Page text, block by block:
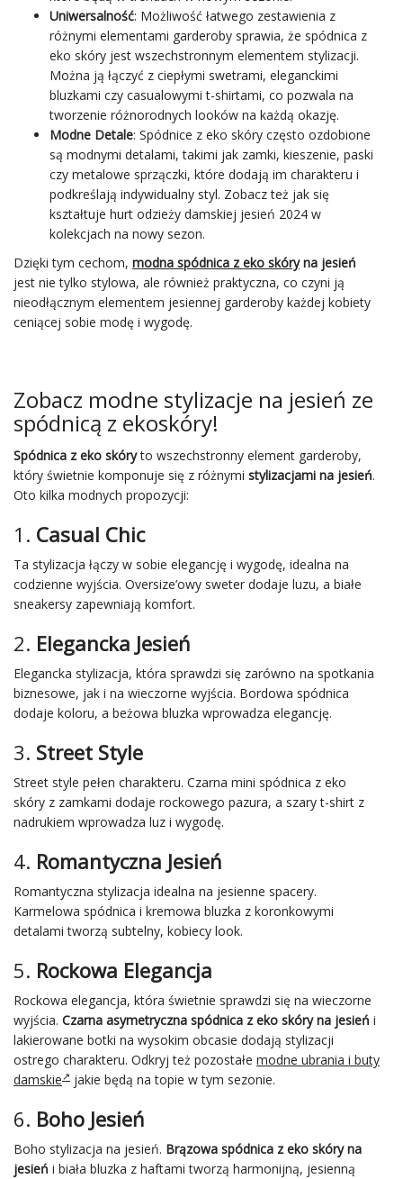
Uniwersalność: Możliwość łatwego zestawienia z
różnymi elementami garderoby sprawia, że spódnica z
eko skóry jest wszechstronnym elementem stylizacji.
Można ją łączyć z ciepłymi swetrami, eleganckimi
bluzkami czy casualowymi t-shirtami, co pozwala na
tworzenie różnorodnych looków na każdą okazję.
Modne Detale: Spódnice z eko skóry często ozdobione
są modnymi detalami, takimi jak zamki, kieszenie, paski
czy metalowe sprzączki, które dodają im charakteru i
podkreślają indywidualny styl. Zobacz też jak się
kształtuje hurt odzieży damskiej jesień 2024 w
kolekcjach na nowy sezon.
Dzięki tym cechom, modna spódnica z eko skóryna jesień
jest nie tylko stylowa, ale również praktyczna, co czyni ją
nieodłącznym elementem jesiennej garderoby każdej kobiety
ceniącej sobie modę i wygodę.
Zobacz modne stylizacje na jesień ze
spódnicą z ekoskóry!
Spódnica z eko skóryto wszechstronny element garderoby,
który świetnie komponuje się z różnymi stylizacjami na jesień.
Oto kilka modnych propozycji:
1. Casual Chic
Ta stylizacja łączy w sobie elegancję i wygodę, idealna na
codzienne wyjścia. Oversize’owy sweter dodaje luzu, a białe
sneakersy zapewniają komfort.
2. Elegancka Jesień
Elegancka stylizacja, która sprawdzi się zarówno na spotkania
biznesowe, jak i na wieczorne wyjścia. Bordowa spódnica
dodaje koloru, a beżowa bluzka wprowadza elegancję.
3. Street Style
Street style pełen charakteru. Czarna mini spódnica z eko
skóry z zamkami dodaje rockowego pazura, a szary t-shirt z
nadrukiem wprowadza luz i wygodę.
4. Romantyczna Jesień
Romantyczna stylizacja idealna na jesienne spacery.
Karmelowa spódnica i kremowa bluzka z koronkowymi
detalami tworzą subtelny, kobiecy look.
5. Rockowa Elegancja
Rockowa elegancja, która świetnie sprawdzi się na wieczorne
wyjścia. Czarna asymetryczna spódnica z eko skóry na jesień i
lakierowane botki na wysokim obcasie dodają stylizacji
ostrego charakteru. Odkryj też pozostałe modne ubrania i buty
damskie
jakie będą na topie w tym sezonie.
6. Boho Jesień
Boho stylizacja na jesień. Brązowa spódnica z eko skóry na
jesień i biała bluzka z haftami tworzą harmonijną, jesienną